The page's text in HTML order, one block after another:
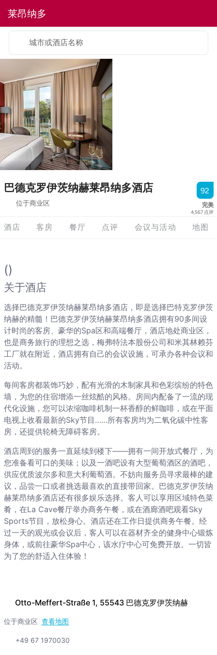
莱昂纳多
巴德克罗伊茨纳赫莱昂纳多酒店
位于商业区
92
完美
4,567 点评
城市或酒店名称
酒店 客房 餐厅 点评 会议与活动 地图
Otto-Meffert-Straße 1, 55543 巴德克罗伊茨纳赫
位于商业区 查看地图
+49 67 1970030
()
关于酒店
选择巴德克罗伊茨纳赫莱昂纳多酒店，即是选择巴特克罗伊茨
纳赫的精髓！巴德克罗伊茨纳赫莱昂纳多酒店拥有90多间设
计时尚的客房、豪华的Spa区和高端餐厅，酒店地处商业区，
也是商务旅行的理想之选，梅弗特法本股份公司和米其林赖芬
工厂就在附近，酒店拥有自己的会议设施，可承办各种会议和
活动。
每间客房都装饰巧妙，配有光滑的木制家具和色彩缤纷的特色
墙，为您的住宿增添一丝炫酷的风格。房间内配备了一流的现
代化设施，您可以浓缩咖啡机制一杯香醇的鲜咖啡，或在平面
电视上收看最新的Sky节目……所有客房均为二氧化碳中性客
房，还提供轮椅无障碍客房。
酒店周到的服务一直延续到楼下——拥有一间开放式餐厅，为
您准备看可口的美味；以及一酒吧设有大型葡萄酒区的酒吧，
供应优质波尔多和意大利葡萄酒。不妨向服务员寻求最棒的建
议，品尝一口或者挑选最喜欢的直接带回家。巴德克罗伊茨纳
赫莱昂纳多酒店还有很多娱乐选择。客人可以享用区域特色菜
肴，在La Cave餐厅举办商务午餐，或在酒廊酒吧观看Sky
Sports节目，放松身心。酒店还在工作日提供商务午餐。经
过一天的观光或会议后，客人可以在器材齐全的健身中心锻炼
身体，或前往豪华Spa中心，该水疗中心可免费开放。一切皆
为了您的舒适入住体验！